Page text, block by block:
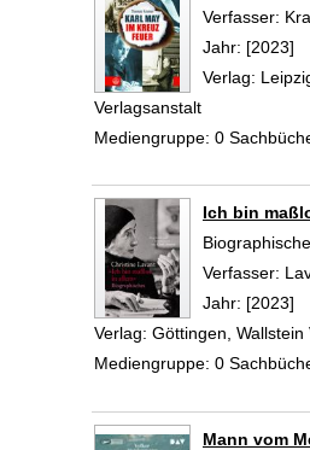
Verfasser:
Jahr: [2023]
Verlag:
Verlagsanstalt
Mediengruppe: 0
Ich bin
Verfasser:
Jahr: [2023]
Verlag: Göttingen, Wallstein
Mediengruppe: 0
Mann vom